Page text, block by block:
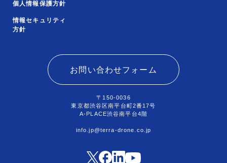
個人情報保護方針
情報セキュリティ
方針
お問い合わせフォーム
〒150-0036
東京都渋谷区南平台町2番17号
A-PLACE渋谷南平台4階
info.jp@terra-drone.co.jp